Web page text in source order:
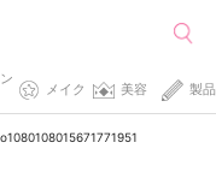
メイク 美容 製品
o1080108015671771951